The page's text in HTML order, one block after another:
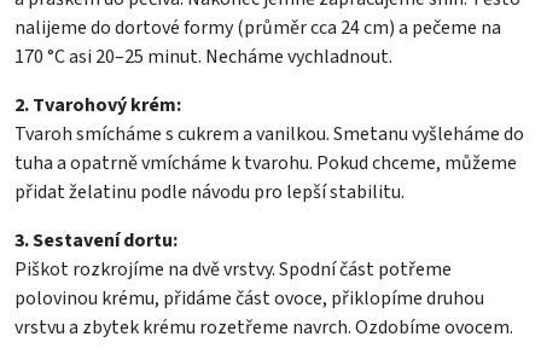
nalijeme do dortové formy (průměr cca 24 cm) a pečeme na
170 °C asi 20–25 minut. Necháme vychladnout.
2. Tvarohový krém:
Tvaroh smícháme s cukrem a vanilkou. Smetanu vyšleháme do
tuha a opatrně vmícháme k tvarohu. Pokud chceme, můžeme
přidat želatinu podle návodu pro lepší stabilitu.
3. Sestavení dortu:
Piškot rozkrojíme na dvě vrstvy. Spodní část potřeme
polovinou krému, přidáme část ovoce, přiklopíme druhou
vrstvu a zbytek krému rozetřeme navrch. Ozdobíme ovocem.